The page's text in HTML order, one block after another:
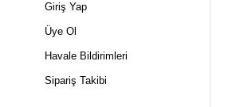
Giriş Yap
Üye Ol
Havale Bildirimleri
Sipariş Takibi